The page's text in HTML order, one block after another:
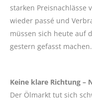
starken Preisnachlässe
wieder passé und
müssen sich heute auf
gestern gefasst machen.
Keine klare Richtung –
Der Ölmarkt tut sich